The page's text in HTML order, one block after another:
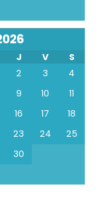
J V
S
2 3
4
9 10
11
16 17
18
23 24
25
30